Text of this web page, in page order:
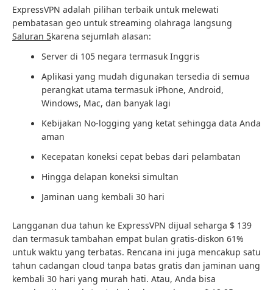
ExpressVPN adalah pilihan terbaik untuk melewati
pembatasan geo untuk streaming olahraga langsung
Saluran 5karena sejumlah alasan:
Server di 105 negara termasuk Inggris
Aplikasi yang mudah digunakan tersedia di semua
perangkat utama termasuk iPhone, Android,
Windows, Mac, dan banyak lagi
Kebijakan No-logging yang ketat sehingga data Anda
aman
Kecepatan koneksi cepat bebas dari pelambatan
Hingga delapan koneksi simultan
Jaminan uang kembali 30 hari
Langganan dua tahun ke ExpressVPN dijual seharga $ 139
dan termasuk tambahan empat bulan gratis-diskon 61%
untuk waktu yang terbatas. Rencana ini juga mencakup satu
tahun cadangan cloud tanpa batas gratis dan jaminan uang
kembali 30 hari yang murah hati. Atau, Anda bisa